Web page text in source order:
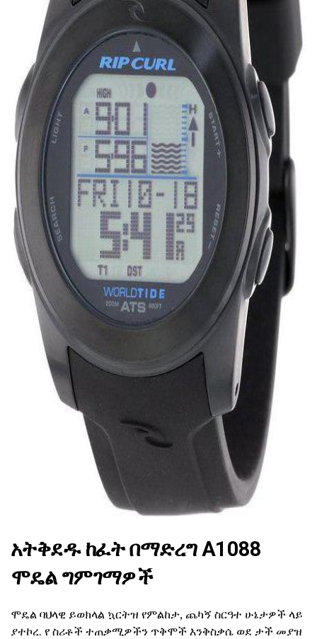
አትቅደዱ ከፈት በማድረግ A1088
ሞዴል ግምገማዎች
ሞዴል ባህላዊ ይወክላል ኳርትዝ የምልከታ, ጨካኝ ስርዓተ ሁኔታዎች ላይ
ያተኮረ. የ ስሪቶች ተጠቃሚዎችን ጥቅሞች እንቅስቃሴ ወደ ታች መያዝ